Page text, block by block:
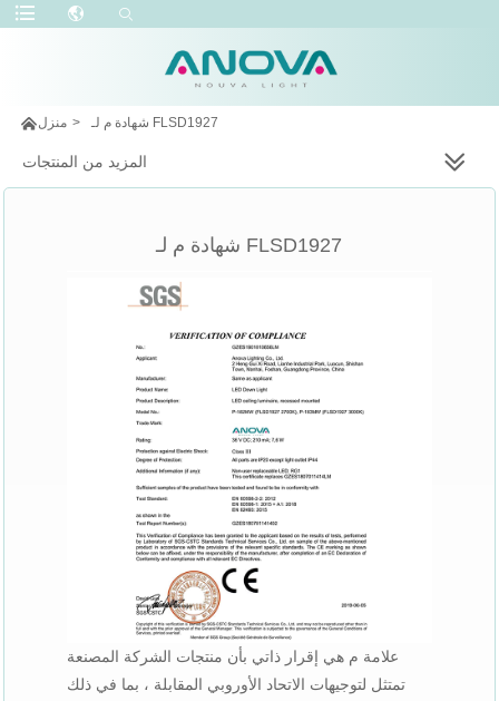
منزل > شهادة م لـ FLSD1927
المزيد من المنتجات
شهادة م لـ FLSD1927
علامة م هي إقرار ذاتي بأن منتجات الشركة المصنعة
تمتثل لتوجيهات الاتحاد الأوروبي المقابلة ، بما في ذلك